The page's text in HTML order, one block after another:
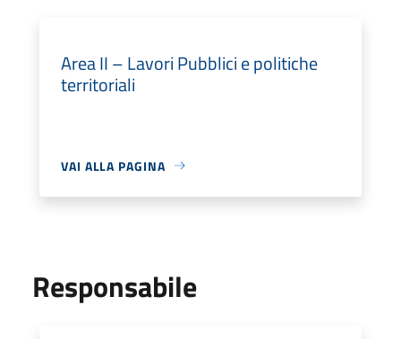
Area II – Lavori Pubblici e politiche
territoriali
VAI ALLA PAGINA
Responsabile